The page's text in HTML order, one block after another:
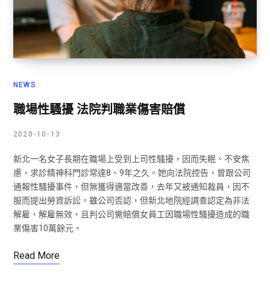
NEWS
職場性騷擾 法院判職業傷害賠償
2020-10-13
新北一名女子長期在職場上受到上司性騷擾，因而失眠、不安焦
慮，求診精神科門診常達8、9年之久。她向法院控告，曾跟公司
通報性騷擾事件，但無獲得適當改善，去年又被通知裁員，因不
服而提出勞資訴訟。雖公司否認，但新北地院經調查認定為非法
解雇，解雇無效，且判公司需賠償女員工因職場性騷擾造成的職
業傷害10萬餘元。
Read More